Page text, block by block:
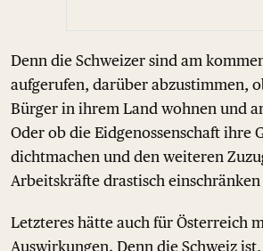
Denn die Schweizer sind am
aufgerufen, darüber abzustimmen,
Bürger in ihrem Land wohnen und
Oder ob die Eidgenossenschaft ihre
dichtmachen und den weiteren
Arbeitskräfte drastisch
Letzteres hätte auch für Österreich
Auswirkungen. Denn die Schweiz